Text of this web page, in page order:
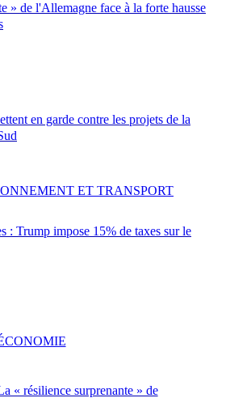
» de l'Allemagne face à la forte hausse
en garde contre les projets de la
: Trump impose 15% de taxes sur le
ET TRANSPORT
« résilience surprenante » de